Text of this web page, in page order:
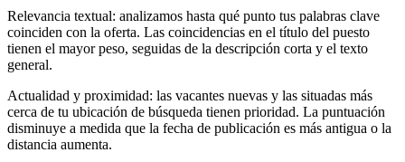
Relevancia textual: analizamos hasta qué punto tus palabras clave
coinciden con la oferta. Las coincidencias en el título del puesto
tienen el mayor peso, seguidas de la descripción corta y el texto
general.
Actualidad y proximidad: las vacantes nuevas y las situadas más
cerca de tu ubicación de búsqueda tienen prioridad. La puntuación
disminuye a medida que la fecha de publicación es más antigua o la
distancia aumenta.